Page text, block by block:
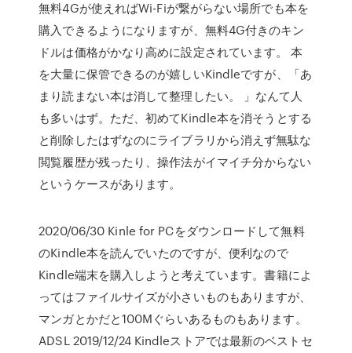
無料4Gが使えればWi-Fiが繋がらない場所でも本を
購入できるようになりますが、無料4G付きのキン
ドルは価格がかなり高めに設定されています。 本
を大量に保管できるのが嬉しいKindleですが、「あ
まり読まない本は消して整理したい。 」なんて人
も多いはず。ただ、初めてKindle本を消そうとする
と削除したはずなのにライブラリから消えず無駄な
閲覧履歴が残ったり、操作法がイマイチ分からない
というケースがあります。
2020/06/30 Kinle for PCをダウンロードして無料
のKindle本を読んでいたのですが、便利なので
Kindle端末を購入しようと考えています。書籍によ
ってはファイルサイズが小さいものもありますが、
マンガとかだと100Mぐらいあるものもあります。
ADSL 2019/12/24 Kindleストアでは最新のベストセ